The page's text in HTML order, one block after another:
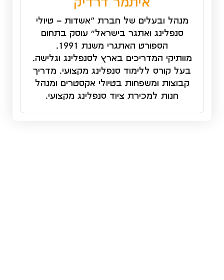
מנהל ובעלים של חברת “אשדות – טיולי
סנפלינג ואתגר בישראל” עוסק בתחום
הספורט האתגרי משנת 1991.
מוותיקי המדריכים בארץ לסנפלינג וגלישה.
בעל קורס ללימוד סנפלינג מקצועי. מדריך
קבוצות ומשפחות בטיולי אקסטרים ומנהל
חנות למכירת ציוד סנפלינג מקצועי.